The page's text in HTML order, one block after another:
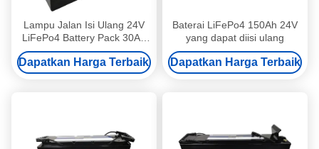
Lampu Jalan Isi Ulang 24V
LiFePo4 Battery Pack 30Ah
Untuk Base Station
Dapatkan Harga Terbaik
Baterai LiFePo4 150Ah 24V
yang dapat diisi ulang
Dapatkan Harga Terbaik